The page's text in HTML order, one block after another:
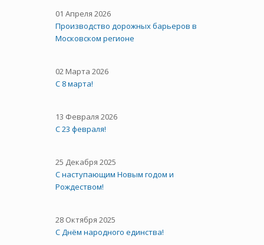
01 Апреля 2026
Производство дорожных барьеров в
Московском регионе
02 Марта 2026
С 8 марта!
13 Февраля 2026
С 23 февраля!
25 Декабря 2025
С наступающим Новым годом и
Рождеством!
28 Октября 2025
C Днём народного единства!